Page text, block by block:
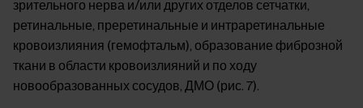
зрительного нерва и/или других отделов сетчатки,
ретинальные, преретинальные и интраретинальные
кровоизлияния (гемофтальм), образование фиброзной
ткани в области кровоизлияний и по ходу
новообразованных сосудов, ДМО (рис. 7).